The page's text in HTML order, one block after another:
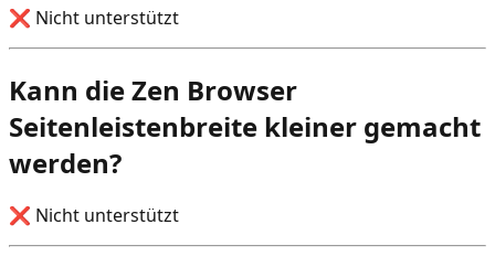
❌ Nicht unterstützt
Kann die Zen Browser
Seitenleistenbreite kleiner gemacht
werden?
❌ Nicht unterstützt